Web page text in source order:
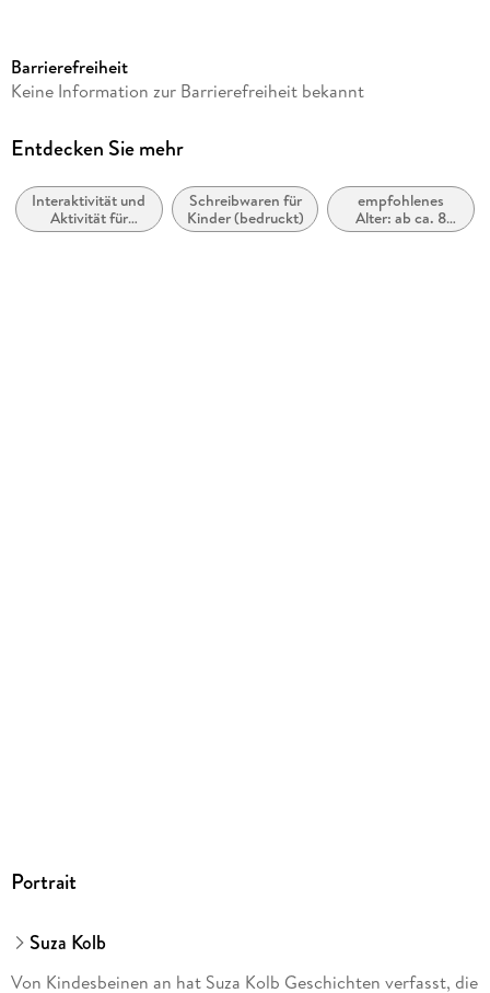
Reihe
Autor/Autorin
Illustrationen
Nina Dulleck
Barrierefreiheit
Keine Information zur Barrierefreiheit bekannt
Entdecken Sie mehr
Interaktivität und
Aktivität für
Kinder: Zeichnen,
Schreibwaren für
Kinder (bedruckt)
empfohlenes
Alter: ab ca. 8
Jahre
Portrait
Suza Kolb
Von Kindesbeinen an hat Suza Kolb Geschichten verfasst, die